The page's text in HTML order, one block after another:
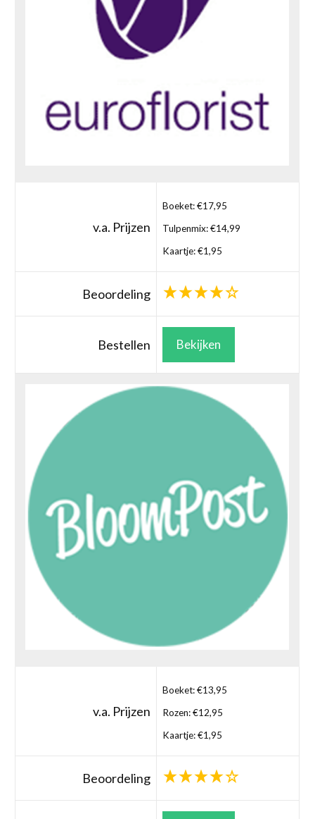
v.a. Prijzen
Boeket: €17,95
Tulpenmix: €14,99
Kaartje: €1,95
Beoordeling
Bestellen Bekijken
v.a. Prijzen
Boeket: €13,95
Rozen: €12,95
Kaartje: €1,95
Beoordeling